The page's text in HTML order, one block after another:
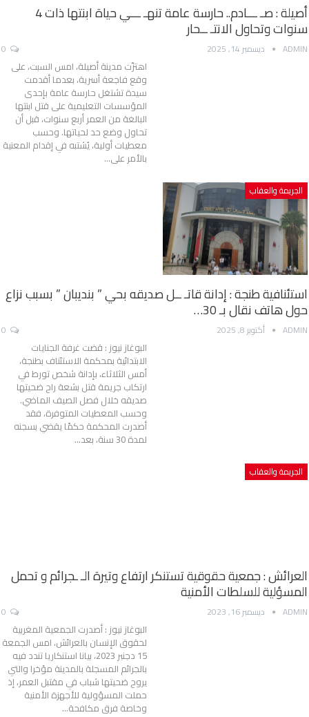
أصيلة : صـ ـــادم.. حارسة عامة تنهـ ـــي حياة ابنتها ذات 4
سنوات وتحاول الانتـ ــحار
ADMIN ديسمبر 14, 2025
اهتزّت مدينة أصيلة، امس السبت، على
وقع فاجعة أسرية، بعدما أقدمت
سيدة تشتغل حارسة عامة بإحدى
المؤسسات التعليمية على قتل ابنتها
البالغة من العمر أربع سنوات، قبل أن
تحاول وضع حد لحياتها. وحسب
معطيات أولية، يُشتبه في إقدام المعنية
بالأمر على…
الجريمة والعقاب
استئنافية طنجة : إدانة قاتـ ــل صديقه بحي ” بنديبان ” بسبب نزاع
حول هاتف نقال بـ 30…
ADMIN أكتوبر 8, 2025
البوغاز نيوز : قضت غرفة الجنايات
الابتدائية بمحكمة الاستئناف بطنجة،
أمس الثلاثاء، بإدانة شخص تورط في
ارتكاب جريمة قتل بشعة راح ضحيتها
صديقه خلال فصل الصيف الماضي.
وحسب المعطيات المتوفرة، فقد
أصدرت المحكمة حكمًا يقضي بسجنه
لمدة 30 سنة، بعد…
الجريمة والعقاب
العرائش : جمعية حقوقية تستنكر ارتفاع وتيرة الـ ـجرائم و تحمل
المسؤلية للسلطات الأمنية
ADMIN ديسمبر 16, 2023
البوغاز نيوز : أصدرت الجمعية المغربية
لحقوق الإنسان بالعرائش، امس الجمعة
15 دجنبر 2023، بيانا استنكاريا تندد فيه
بالجرائم المسجلة بالمدينة مؤخرا والتي
يروح ضحيتها شباب في مقتبل العمر، إذ
حملت المسؤولية للأجهزة الأمنية
وخاصة فرق مكافحة…